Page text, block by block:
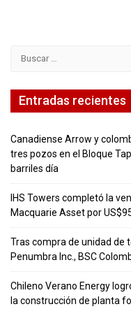
Entradas recientes
Canadiense Arrow y
tres pozos en el Bloque
barriles día
IHS Towers completó la
Macquarie Asset por
Tras compra de unidad de
Penumbra Inc., BSC
Chileno Verano Energy
la construcción de planta